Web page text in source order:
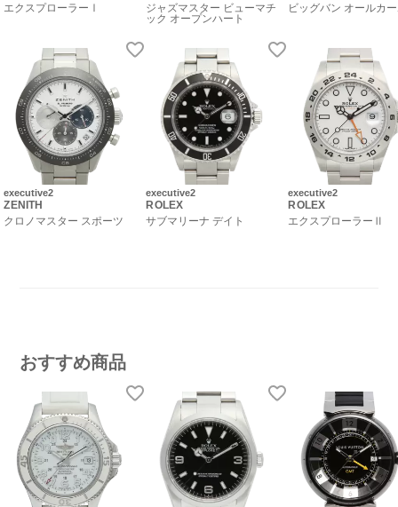
エクスプローラーⅠ
executive2
ZENITH
クロノマスター スポーツ
ジャズマスター ビューマチ
ック オープンハート
executive2
ROLEX
サブマリーナ デイト
ビッグバン オールカ
executive2
ROLEX
エクスプローラーⅡ
おすすめ商品